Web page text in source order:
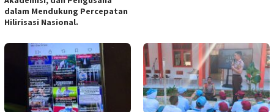
dalam Mendukung Percepatan
Hilirisasi Nasional.